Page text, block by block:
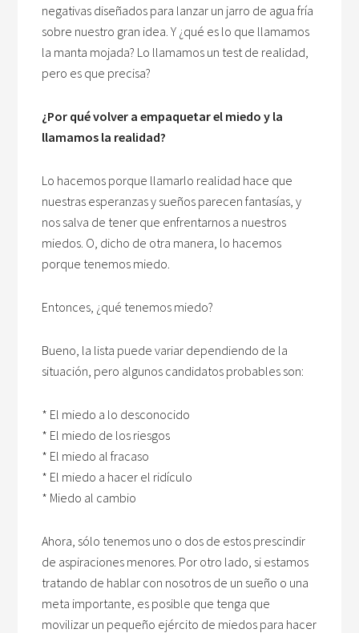
negativas diseñados para lanzar un jarro de agua fría
sobre nuestro gran idea. Y ¿qué es lo que llamamos
la manta mojada? Lo llamamos un test de realidad,
pero es que precisa?
¿Por qué volver a empaquetar el miedo y la
llamamos la realidad?
Lo hacemos porque llamarlo realidad hace que
nuestras esperanzas y sueños parecen fantasías, y
nos salva de tener que enfrentarnos a nuestros
miedos. O, dicho de otra manera, lo hacemos
porque tenemos miedo.
Entonces, ¿qué tenemos miedo?
Bueno, la lista puede variar dependiendo de la
situación, pero algunos candidatos probables son:
* El miedo a lo desconocido
* El miedo de los riesgos
* El miedo al fracaso
* El miedo a hacer el ridículo
* Miedo al cambio
Ahora, sólo tenemos uno o dos de estos prescindir
de aspiraciones menores. Por otro lado, si estamos
tratando de hablar con nosotros de un sueño o una
meta importante, es posible que tenga que
movilizar un pequeño ejército de miedos para hacer